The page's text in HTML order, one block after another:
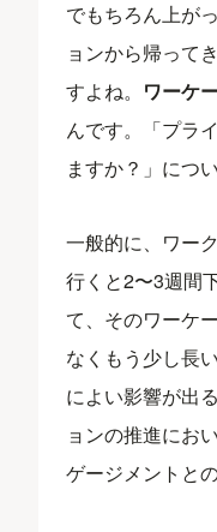
でもちろん上が
ョンから帰って
すよね。 ワーケ
んです。「プラ
ますか？」につ
一般的に、ワー
行くと2〜3週間
て、そのワーケ
なくもう少し長
によい影響が出
ョンの推進にお
ゲージメントと